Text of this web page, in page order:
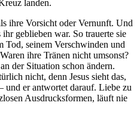
landen.
ihre Vorsicht oder Vernunft. Und
geblieben war. So trauerte sie
Tod, seinem Verschwinden und
ihre Tränen nicht umsonst?
der Situation schon ändern.
nicht, denn Jesus sieht das,
und er antwortet darauf. Liebe zu
Ausdrucksformen, läuft nie